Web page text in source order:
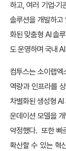
하고, 여러 기업·
솔루션을 개발하고
화된 맞춤형 AI 솔
도 운영하며 국내
컴투스는 소이랩엑
역량과 인프라를
차별화된 생성형
운데이션 모델을
약정했다. 또한 빠
확산할 수 있는 혁